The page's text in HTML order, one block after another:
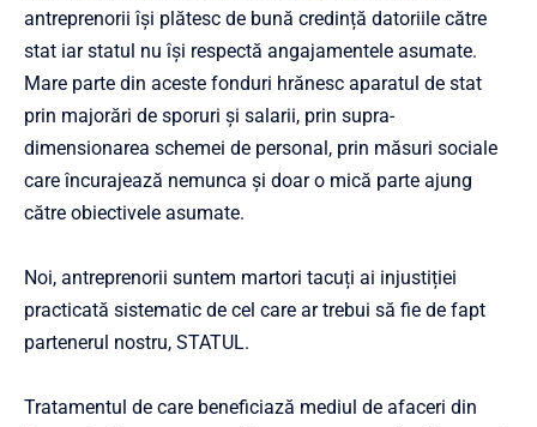
antreprenorii își plătesc de bună credință datoriile către
stat iar statul nu își respectă angajamentele asumate.
Mare parte din aceste fonduri hrănesc aparatul de stat
prin majorări de sporuri și salarii, prin supra-
dimensionarea schemei de personal, prin măsuri sociale
care încurajează nemunca și doar o mică parte ajung
către obiectivele asumate.
Noi, antreprenorii suntem martori tacuți ai injustiției
practicată sistematic de cel care ar trebui să fie de fapt
partenerul nostru, STATUL.
Tratamentul de care beneficiază mediul de afaceri din